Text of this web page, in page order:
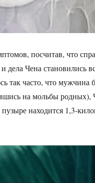
посчитав, что
дела Чена становились
так часто, что мужчина
на мольбы родных),
находится 1,3-